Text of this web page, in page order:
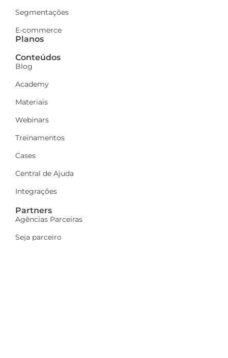
Segmentações
E-commerce
Planos
Conteúdos
Blog
Academy
Materiais
Webinars
Treinamentos
Cases
Central de Ajuda
Integrações
Partners
Agências Parceiras
Seja parceiro